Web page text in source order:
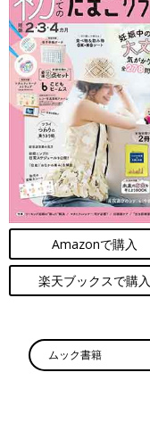
Amazonで購入
楽天ブックスで購入
ムック書籍